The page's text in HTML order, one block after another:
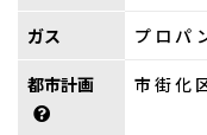
ガス プロパ
都市計画 市街化